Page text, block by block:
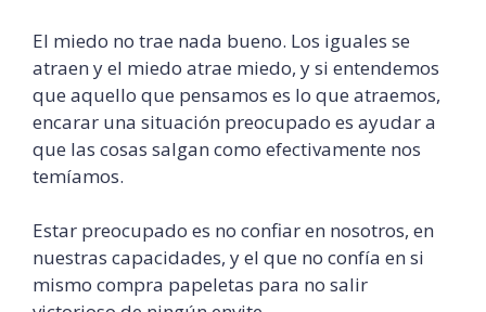
El miedo no trae nada bueno. Los iguales se
atraen y el miedo atrae miedo, y si entendemos
que aquello que pensamos es lo que atraemos,
encarar una situación preocupado es ayudar a
que las cosas salgan como efectivamente nos
temíamos.
Estar preocupado es no confiar en nosotros, en
nuestras capacidades, y el que no confía en si
mismo compra papeletas para no salir